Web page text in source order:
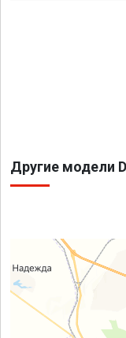
Другие модели